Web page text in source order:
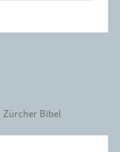
Zürcher Bibel